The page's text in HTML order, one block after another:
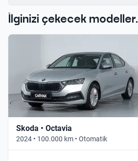
İlginizi çekecek modeller.
Skoda • Octavia
2024 • 100.000 km • Otomatik